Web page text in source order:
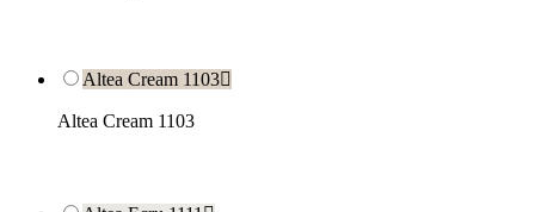
Altea Cream 1103
Altea Cream 1103